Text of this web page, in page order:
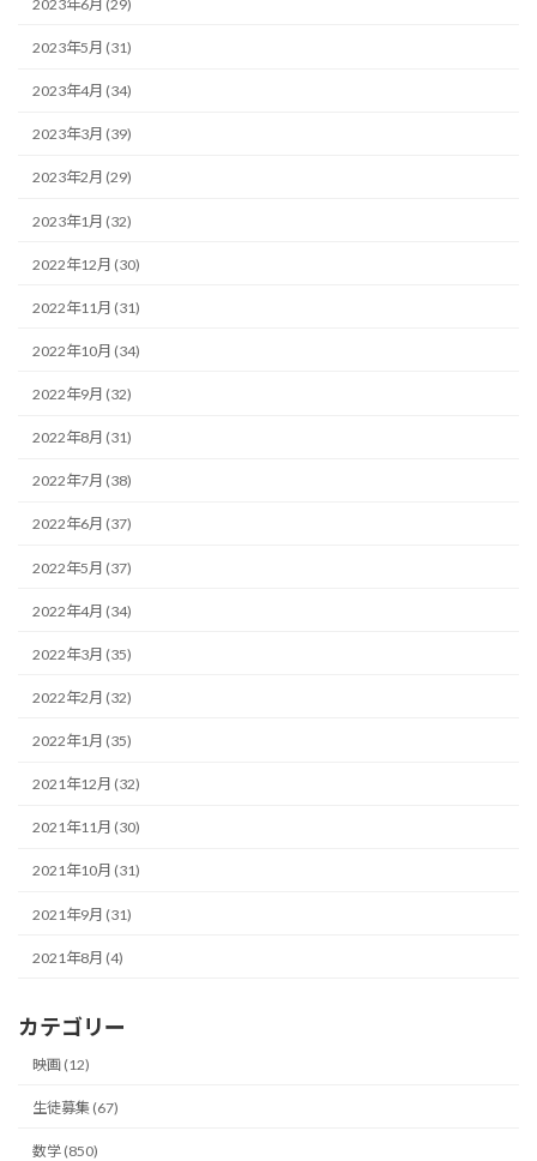
2023年6月 (29)
2023年5月 (31)
2023年4月 (34)
2023年3月 (39)
2023年2月 (29)
2023年1月 (32)
2022年12月 (30)
2022年11月 (31)
2022年10月 (34)
2022年9月 (32)
2022年8月 (31)
2022年7月 (38)
2022年6月 (37)
2022年5月 (37)
2022年4月 (34)
2022年3月 (35)
2022年2月 (32)
2022年1月 (35)
2021年12月 (32)
2021年11月 (30)
2021年10月 (31)
2021年9月 (31)
2021年8月 (4)
カテゴリー
映画 (12)
生徒募集 (67)
数学 (850)